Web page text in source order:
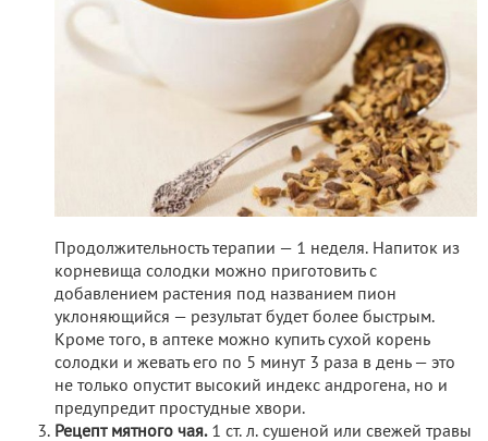
Продолжительность терапии — 1 неделя. Напиток из
корневища солодки можно приготовить с
добавлением растения под названием пион
уклоняющийся — результат будет более быстрым.
Кроме того, в аптеке можно купить сухой корень
солодки и жевать его по 5 минут 3 раза в день — это
не только опустит высокий индекс андрогена, но и
предупредит простудные хвори.
Рецепт мятного чая.1 ст. л. сушеной или свежей травы